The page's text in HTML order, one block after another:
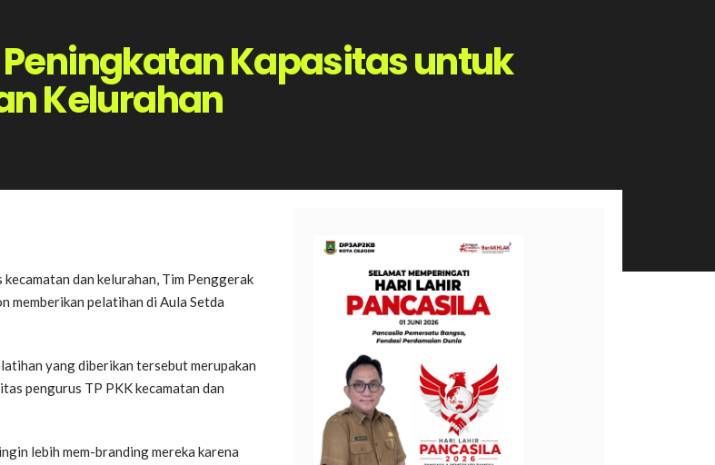
Peningkatan Kapasitas untuk
Kelurahan
dan kelurahan, Tim Penggerak
memberikan pelatihan di Aula Setda
yang diberikan tersebut merupakan
pengurus TP PKK kecamatan dan
lebih mem-branding mereka karena